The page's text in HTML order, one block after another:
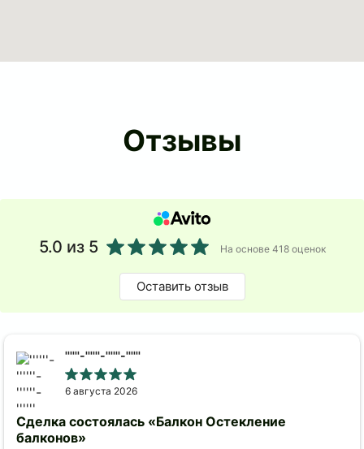
Отзывы
5.0 из 5 На основе 418 оценок
Оставить отзыв
''''''-''''''-''''''-''''''
6 августа 2026
Сделка состоялась «Балкон Остекление
балконов»